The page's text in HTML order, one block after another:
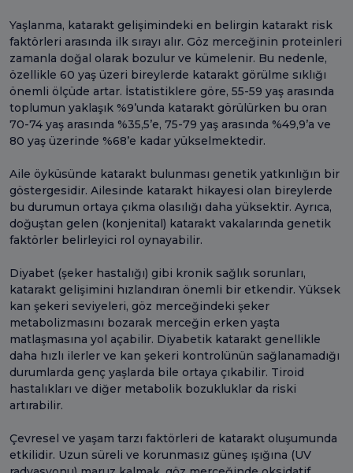
Yaşlanma, katarakt gelişimindeki en belirgin katarakt risk
faktörleri arasında ilk sırayı alır. Göz merceğinin proteinleri
zamanla doğal olarak bozulur ve kümelenir. Bu nedenle,
özellikle 60 yaş üzeri bireylerde katarakt görülme sıklığı
önemli ölçüde artar. İstatistiklere göre, 55-59 yaş arasında
toplumun yaklaşık %9’unda katarakt görülürken bu oran
70-74 yaş arasında %35,5’e, 75-79 yaş arasında %49,9’a ve
80 yaş üzerinde %68’e kadar yükselmektedir.
Aile öyküsünde katarakt bulunması genetik yatkınlığın bir
göstergesidir. Ailesinde katarakt hikayesi olan bireylerde
bu durumun ortaya çıkma olasılığı daha yüksektir. Ayrıca,
doğuştan gelen (konjenital) katarakt vakalarında genetik
faktörler belirleyici rol oynayabilir.
Diyabet (şeker hastalığı) gibi kronik sağlık sorunları,
katarakt gelişimini hızlandıran önemli bir etkendir. Yüksek
kan şekeri seviyeleri, göz merceğindeki şeker
metabolizmasını bozarak merceğin erken yaşta
matlaşmasına yol açabilir. Diyabetik katarakt genellikle
daha hızlı ilerler ve kan şekeri kontrolünün sağlanamadığı
durumlarda genç yaşlarda bile ortaya çıkabilir. Tiroid
hastalıkları ve diğer metabolik bozukluklar da riski
artırabilir.
Çevresel ve yaşam tarzı faktörleri de katarakt oluşumunda
etkilidir. Uzun süreli ve korunmasız güneş ışığına (UV